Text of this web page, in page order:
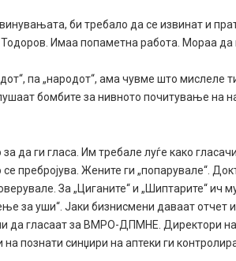
би требало да се извинат и
Имаа попаметна работа. Мораа да
па „народот“, ама чувме што мислеле
бомбите за нивното почитување на
да ги гласа. Им требале луѓе како
пребројува. Жените ги „попарувале“.
За „Циганите“ и „Шиптарите“ ич
за уши“. Јаки бизнисмени даваат отчет
да гласаат за ВМРО-ДПМНЕ. Директори
познати синџири на аптеки ги